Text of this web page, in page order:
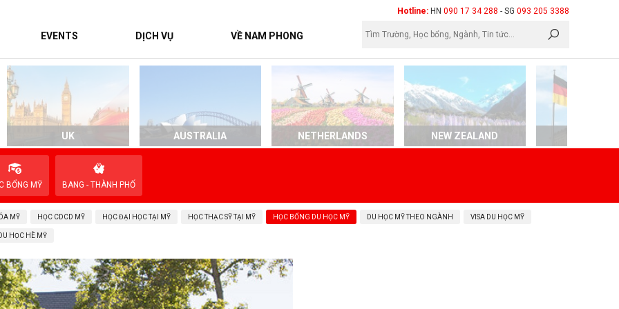
Hotline: HN 090 17 34 288 - SG 093 205 3388
EVENTS DỊCH VỤ VỀ NAM PHONG
UK AUSTRALIA NETHERLANDS NEW ZEALAND
BỔNG MỸ BANG - THÀNH PHỐ
MỸ HỌC CDCD MỸ HỌC ĐẠI HỌC TẠI MỸ HỌC THẠC SỸ TẠI MỸ HỌC BỔNG DU HỌC MỸ DU HỌC MỸ THEO NGÀNH VISA DU HỌC MỸ
DU HỌC HÈ MỸ